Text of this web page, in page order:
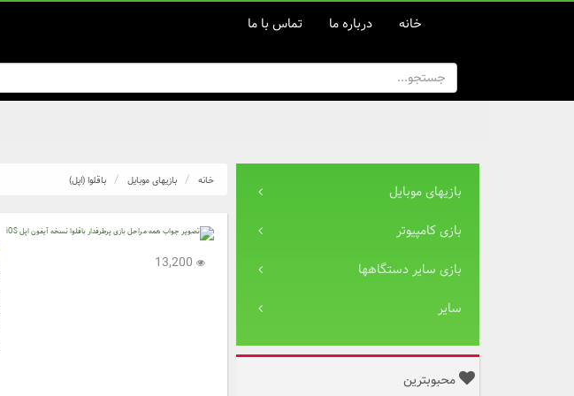
خانه درباره ما تماس با ما
بازیهای موبایل
بازی کامپیوتر
بازی سایر دستگاهها
سایر
محبوبترین
خانه بازیهای موبایل باقلوا (اپل)